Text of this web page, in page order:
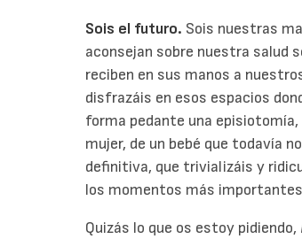
Sois el futuro. Sois nuestras
aconsejan sobre nuestra salud
reciben en sus manos a
disfrazáis en esos espacios
forma pedante una episiotomía,
mujer, de un bebé que todavía
definitiva, que trivializáis y
los momentos más
Quizás lo que os estoy pidiendo,